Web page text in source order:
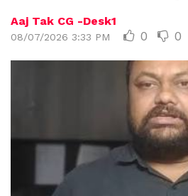
Aaj Tak CG -Desk1
08/07/2026 3:33 PM 0 0